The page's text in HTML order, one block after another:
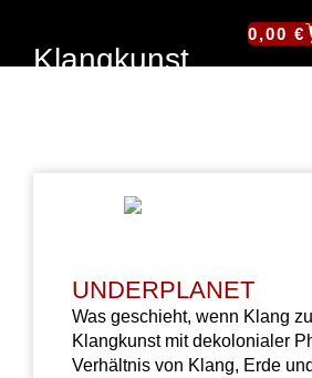
0,00 €
Klangkunst
UNDERPLANET
Was geschieht, wenn Klang
Klangkunst mit dekolonialer
Verhältnis von Klang, Erde